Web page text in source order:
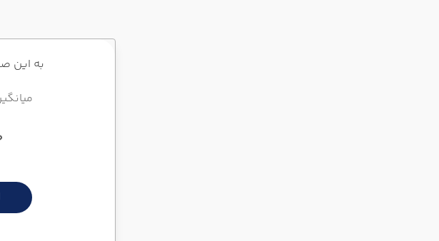
به این
میانگین